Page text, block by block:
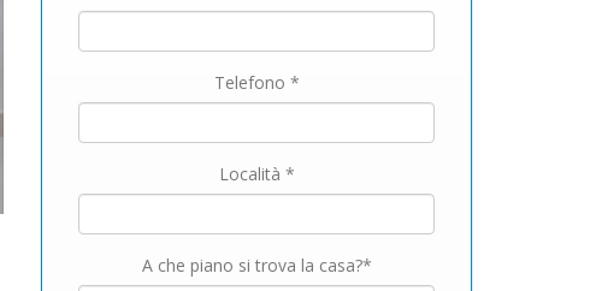
Telefono *
Località *
A che piano si trova la casa?*